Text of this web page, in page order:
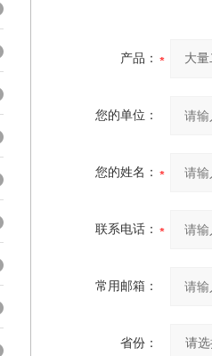
产品：
您的单位：
您的姓名：
联系电话：
常用邮箱：
省份：